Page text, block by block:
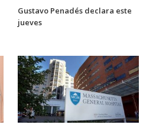
Gustavo Penadés declara este
jueves